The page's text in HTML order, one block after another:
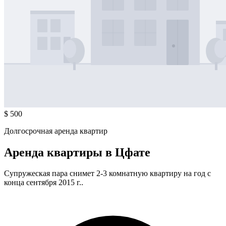
$ 500
Долгосрочная аренда квартир
Аренда квартиры в Цфате
Супружеская пара снимет 2-3 комнатную квартиру на год c
конца сентября 2015 г..